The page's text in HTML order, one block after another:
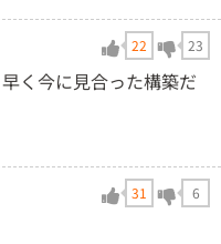
22 23
く今に見合った構築だ
31 6